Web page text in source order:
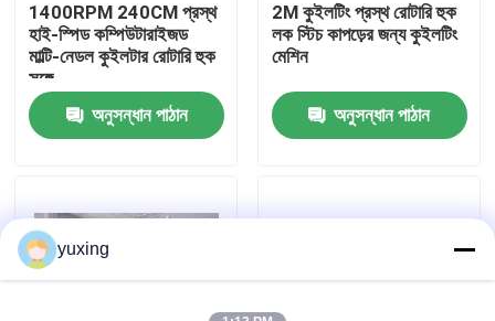
কারখানা পরিদর্শন
গুণমান নিয়ন্ত্রণ
খবর
1400RPM 240CM প্রস্থ
হাই-স্পিড কম্পিউটারাইজড
মাল্টি-নেডল কুইলটার রোটারি হুক
সঙ্গে
অনুসন্ধান পাঠান
2M কুইলটিং প্রস্থ রোটারি হুক
লক স্টিচ কাপড়ের জন্য কুইলটিং
মেশিন
অনুসন্ধান পাঠান
yuxing